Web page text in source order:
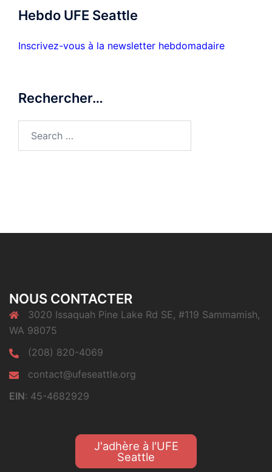
Hebdo UFE Seattle
Inscrivez-vous à la newsletter hebdomadaire
Rechercher…
NOUS CONTACTER
3020 Issaquah Pine Lake Rd SE, #119 Sammamish,
WA 98075
(208) 820-4069
contact@ufeseattle.org
EIN: 45-4682929
J'adhère à l'UFE
Seattle